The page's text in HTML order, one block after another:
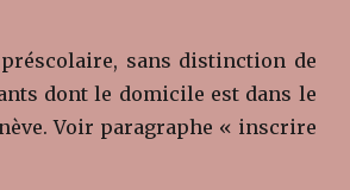
préscolaire, sans distinction de
dont le domicile est dans le
Voir paragraphe « inscrire